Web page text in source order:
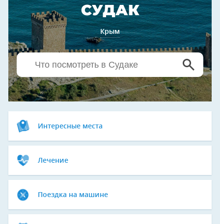
СУДАК
Крым
Интересные места
Лечение
Поездка на машине